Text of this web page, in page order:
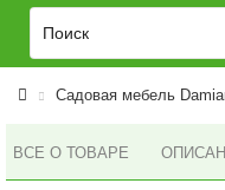
Садовая мебель
ВСЕ О ТОВАРЕ